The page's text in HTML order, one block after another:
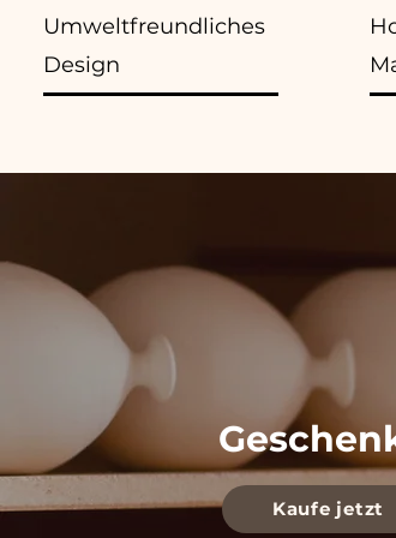
Umweltfreundliches
Design
Kaufe jetzt